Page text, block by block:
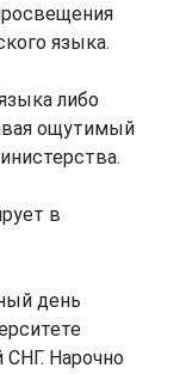
языка.
либо
ощутимый
в
день
Нарочно